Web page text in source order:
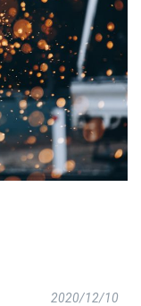
2020/12/10